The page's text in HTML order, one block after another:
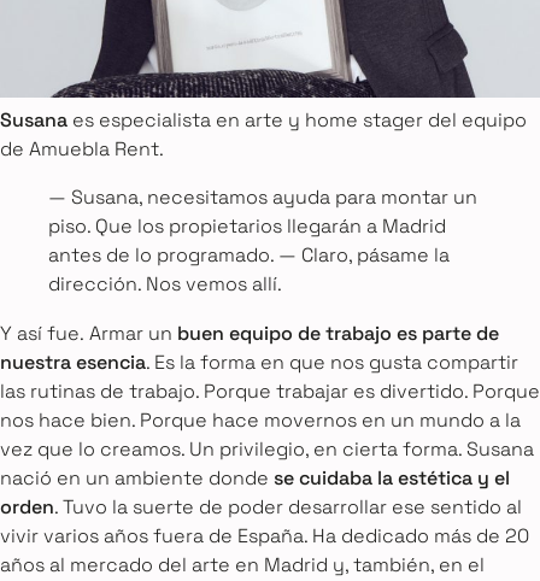
Susana es especialista en arte y home stager del equipo
de Amuebla Rent.
— Susana, necesitamos ayuda para montar un
piso. Que los propietarios llegarán a Madrid
antes de lo programado. — Claro, pásame la
dirección. Nos vemos allí.
Y así fue. Armar un buen equipo de trabajo es parte de
nuestra esencia. Es la forma en que nos gusta compartir
las rutinas de trabajo. Porque trabajar es divertido. Porque
nos hace bien. Porque hace movernos en un mundo a la
vez que lo creamos. Un privilegio, en cierta forma. Susana
nació en un ambiente donde se cuidaba la estética y el
orden. Tuvo la suerte de poder desarrollar ese sentido al
vivir varios años fuera de España. Ha dedicado más de 20
años al mercado del arte en Madrid y, también, en el